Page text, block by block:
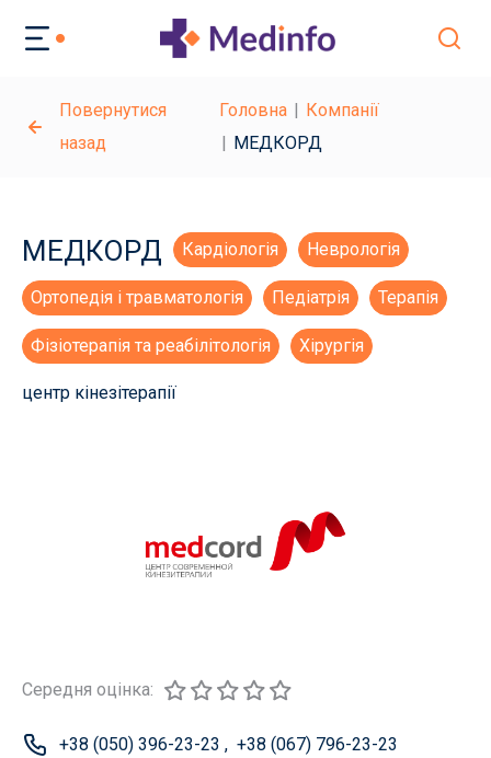
Повернутися
назад
Головна
Компанії
МЕДКОРД
МЕДКОРД Кардіологія Неврологія
Ортопедія і травматологія Педіатрія Терапія
Фізіотерапія та реабілітологія Хірургія
центр кінезітерапії
Середня оцінка:
+38 (050) 396-23-23 , +38 (067) 796-23-23